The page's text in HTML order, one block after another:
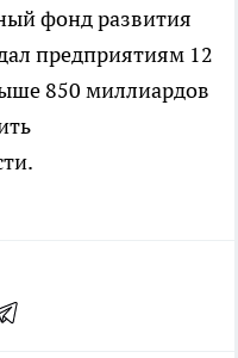
фонд развития
предприятиям 12
850 миллиардов